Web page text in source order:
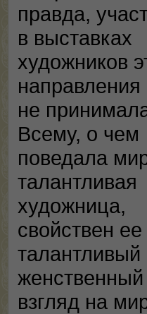
правда,
в выставках
художников
направления
не
Всему, о чем
поведала
талантливая
художница,
свойствен ее
талантливый
женственный
взгляд на